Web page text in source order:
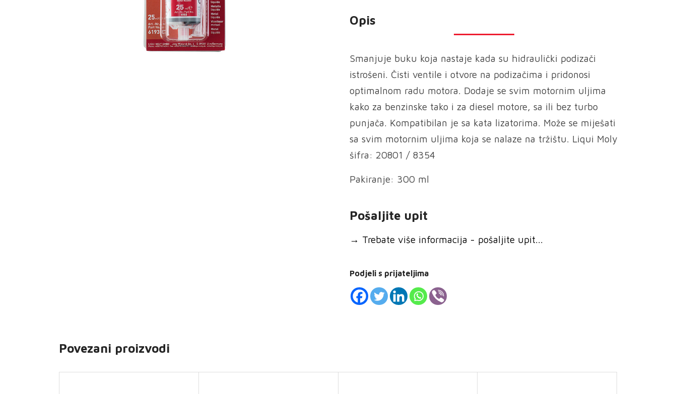
Opis
Smanjuje buku koja nastaje kada su hidraulički podizači
istrošeni. Čisti ventile i otvore na podizačima i pridonosi
optimalnom radu motora. Dodaje se svim motornim uljima
kako za benzinske tako i za diesel motore, sa ili bez turbo
punjača. Kompatibilan je sa kata lizatorima. Može se miješati
sa svim motornim uljima koja se nalaze na tržištu. Liqui Moly
šifra: 20801 / 8354
Pakiranje: 300 ml
Pošaljite upit
→ Trebate više informacija - pošaljite upit...
Podjeli s prijateljima
Povezani proizvodi